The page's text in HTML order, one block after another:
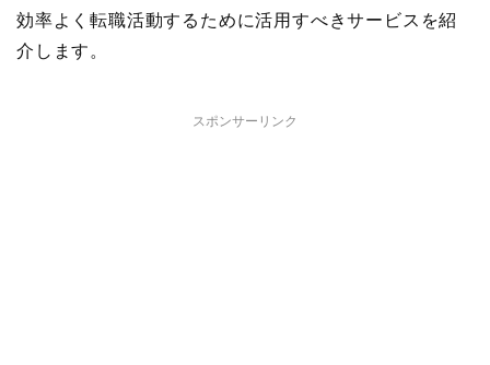
効率よく転職活動するために活用すべきサービスを紹
介します。
スポンサーリンク